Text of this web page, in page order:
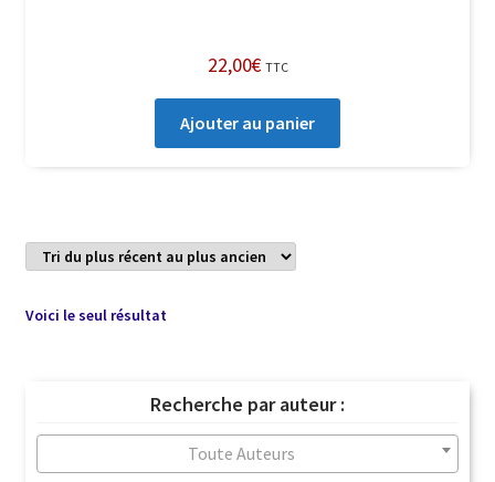
22,00€ TTC
Ajouter au panier
Voici le seul résultat
Recherche par auteur :
Toute Auteurs